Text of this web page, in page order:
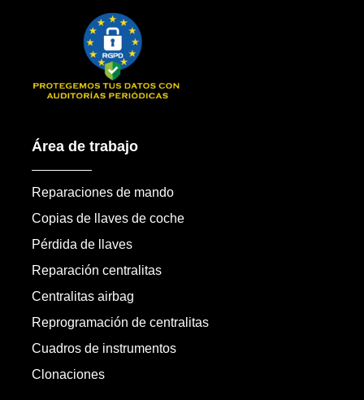
Área de trabajo
Reparaciones de mando
Copias de llaves de coche
Pérdida de llaves
Reparación centralitas
Centralitas airbag
Reprogramación de centralitas
Cuadros de instrumentos
Clonaciones